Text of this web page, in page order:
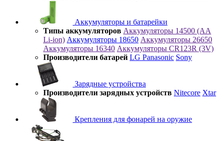
Аккумуляторы и батарейки
Типы аккумуляторов Аккумуляторы 14500 (AA
Li-ion) Аккумуляторы 18650 Аккумуляторы 26650
Аккумуляторы 16340 Аккумуляторы CR123R (3V)
Производители батарей LG Panasonic Sony
Зарядные устройства
Производители зарядных устройств Nitecore Xtar
Крепления для фонарей на оружие